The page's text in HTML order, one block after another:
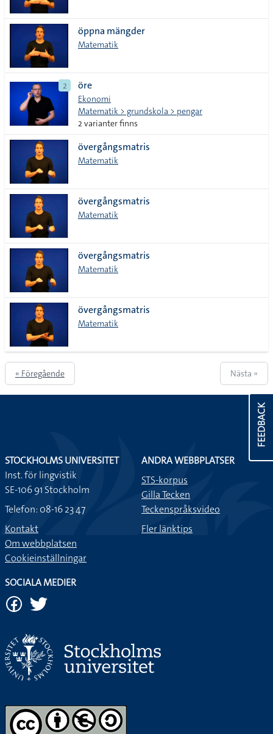
öppna mängder
Matematik
2 öre
Ekonomi
Matematik > grundskola > pengar
2 varianter finns
övergångsmatris
Matematik
övergångsmatris
Matematik
övergångsmatris
Matematik
övergångsmatris
Matematik
« Föregående Nästa »
FEEDBACK
STOCKHOLMS UNIVERSITET
Inst. för lingvistik
SE-106 91 Stockholm
Telefon: 08-16 23 47
Kontakt
Om webbplatsen
Cookieinställningar
ANDRA WEBBPLATSER
STS-korpus
Gilla Tecken
Teckenspråksvideo
Fler länktips
SOCIALA MEDIER